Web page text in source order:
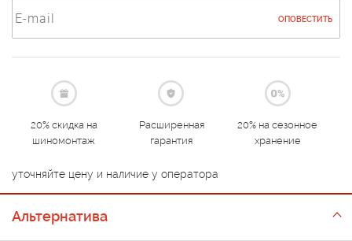
ОПОВЕСТИТЬ
20% скидка на
шиномонтаж
Расширенная
гарантия
20% на сезонное
хранение
уточняйте цену и наличие у оператора
Альтернатива